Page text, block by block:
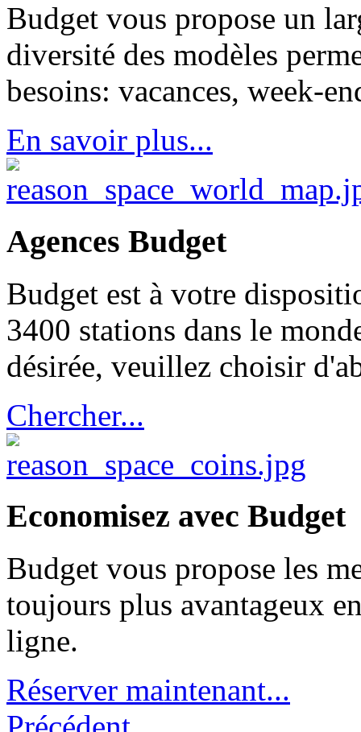
Budget vous propose un
diversité des modèles
besoins: vacances, week-
En savoir plus...
Agences Budget
Budget est à votre
3400 stations dans le
désirée, veuillez choisir
Chercher...
Economisez avec Budget
Budget vous propose les
toujours plus avantageux
ligne.
Réserver maintenant...